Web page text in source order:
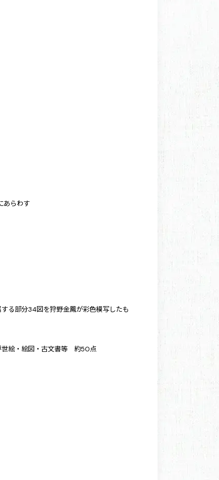
あらわす
る部分34図を狩野金鳳が彩色模写したも
世絵・絵図・古文書等 約50点